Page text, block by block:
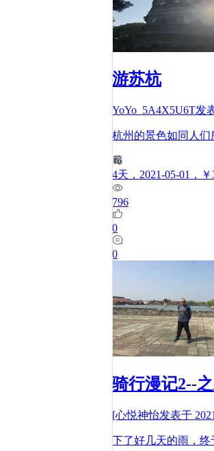
游苏杭
YoYo_5A4X5U6T发
杭州的景色如同人
4天 ，2021-05-01 ，
796
0
0
骑行漫记2--
[心悦神怡发表于
下了好几天的雨，